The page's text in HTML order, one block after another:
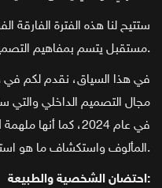
ستتيح لنا هذه الفترة
مستقبل يتسم بمفاهيم التصميم الملهمة والمتقدمة.
مجال التصميم الداخلي والتي
في عام 2024، كما
المألوف واستكشاف ما هو استثنائي.
احتضان الشخصية والطبيعة: